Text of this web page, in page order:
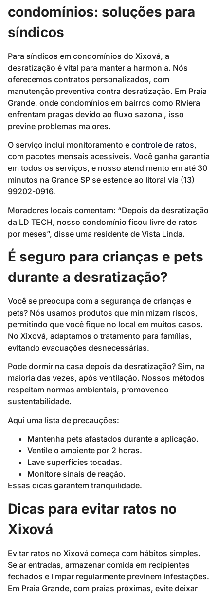
condomínios: soluções para
síndicos
Para síndicos em condomínios do Xixová, a
desratização é vital para manter a harmonia. Nós
oferecemos contratos personalizados, com
manutenção preventiva contra desratização. Em Praia
Grande, onde condomínios em bairros como Riviera
enfrentam pragas devido ao fluxo sazonal, isso
previne problemas maiores.
O serviço inclui monitoramento e controle de ratos,
com pacotes mensais acessíveis. Você ganha garantia
em todos os serviços, e nosso atendimento em até 30
minutos na Grande SP se estende ao litoral via (13)
99202-0916.
Moradores locais comentam: “Depois da desratização
da LD TECH, nosso condomínio ficou livre de ratos
por meses”, disse uma residente de Vista Linda.
É seguro para crianças e pets
durante a desratização?
Você se preocupa com a segurança de crianças e
pets? Nós usamos produtos que minimizam riscos,
permitindo que você fique no local em muitos casos.
No Xixová, adaptamos o tratamento para famílias,
evitando evacuações desnecessárias.
Pode dormir na casa depois da desratização? Sim, na
maioria das vezes, após ventilação. Nossos métodos
respeitam normas ambientais, promovendo
sustentabilidade.
Aqui uma lista de precauções:
Mantenha pets afastados durante a aplicação.
Ventile o ambiente por 2 horas.
Lave superfícies tocadas.
Monitore sinais de reação.
Essas dicas garantem tranquilidade.
Dicas para evitar ratos no
Xixová
Evitar ratos no Xixová começa com hábitos simples.
Selar entradas, armazenar comida em recipientes
fechados e limpar regularmente previnem infestações.
Em Praia Grande, com praias próximas, evite deixar